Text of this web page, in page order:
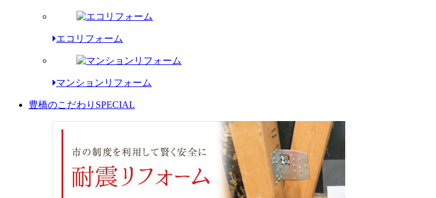
エコリフォーム
マンションリフォーム
豊橋のこだわり SPECIAL